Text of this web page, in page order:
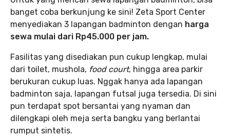
banget coba berkunjung ke sini! Zeta Sport Center
menyediakan 3 lapangan badminton dengan harga
sewa mulai dari Rp45.000 per jam.
Fasilitas yang disediakan pun cukup lengkap, mulai
dari toilet, mushola, food court, hingga area parkir
berukuran cukup luas. Nggak hanya ada lapangan
badminton saja, lapangan futsal juga tersedia. Di sini
pun terdapat spot bersantai yang nyaman dan
dilengkapi oleh meja serta bangku yang berlantai
rumput sintetis.